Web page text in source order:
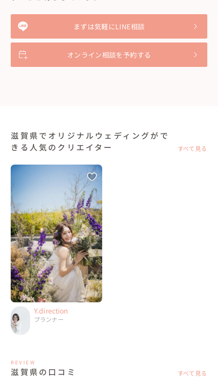
まずは気軽にLINE相談
オンライン相談を予約する
滋賀県でオリジナルウェディングがで
きる人気のクリエイター
すべて見る
Y.direction
プランナー
REVIEW
滋賀県の口コミ すべて見る